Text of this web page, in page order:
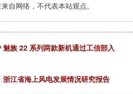
自网络，不代表本站观点。
族 22 系列两款新机通过工信部入
浙江省海上风电发展情况研究报告